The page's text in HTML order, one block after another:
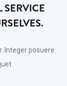
SERVICE
Integer posuere